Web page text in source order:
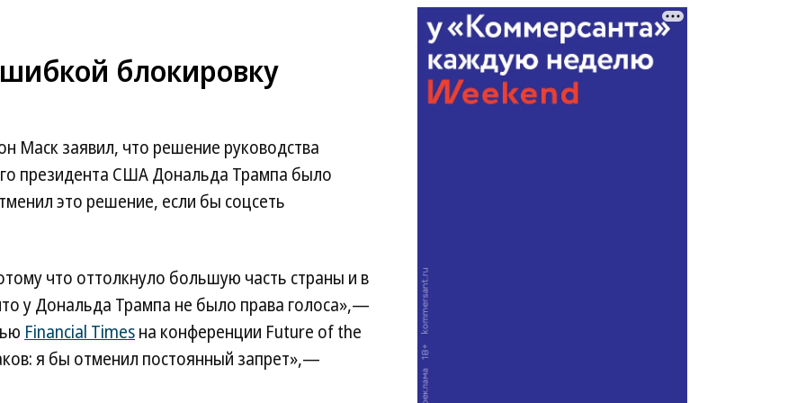
блокировку
Маск заявил, что решение руководства
президента США Дональда Трампа было
это решение, если бы соцсеть
что оттолкнуло большую часть страны и в
у Дональда Трампа не было права голоса»,—
Financial Timesна конференции Future of the
я бы отменил постоянный запрет»,—